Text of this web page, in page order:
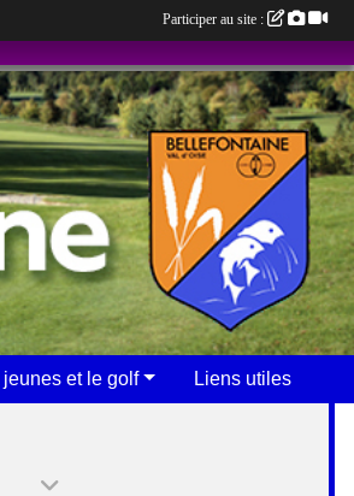
jeunes et le golf Liens utiles
Participer au site :